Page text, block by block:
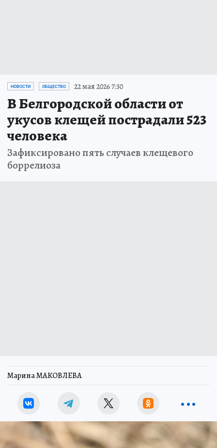
НОВОСТИ ОБЩЕСТВО 22 мая 2026 7:30
В Белгородской области от
укусов клещей пострадали 523
человека
Зафиксировано пять случаев клещевого
боррелиоза
Марина МАКОВЛЕВА